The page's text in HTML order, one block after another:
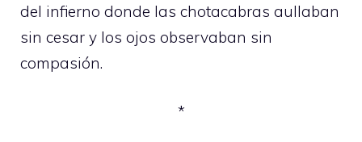
del infierno donde las chotacabras aullaban
sin cesar y los ojos observaban sin
compasión.
*